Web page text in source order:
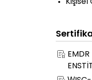
Kişisel
EMDR